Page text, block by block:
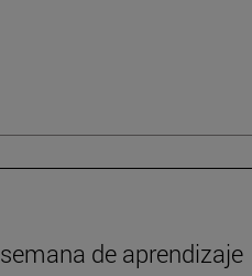
de aprendizaje